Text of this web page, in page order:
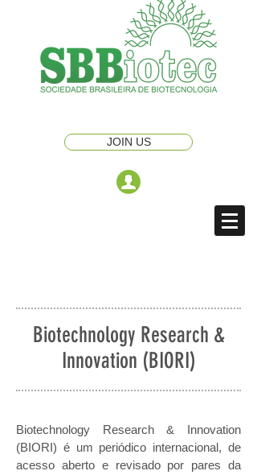
JOIN US
Biotechnology Research &
Innovation (BIORI)
Biotechnology Research & Innovation
(BIORI) é um periódico internacional, de
acesso aberto e revisado por pares da